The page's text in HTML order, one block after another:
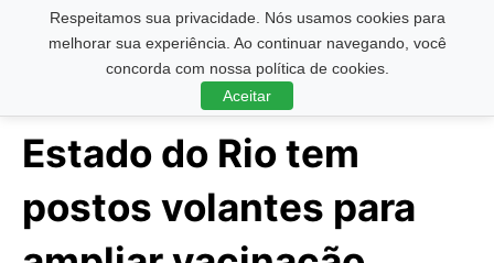
Respeitamos sua privacidade. Nós usamos cookies para
melhorar sua experiência. Ao continuar navegando, você
concorda com nossa política de cookies.
Aceitar
Pesquisar ...
Estado do Rio tem
postos volantes para